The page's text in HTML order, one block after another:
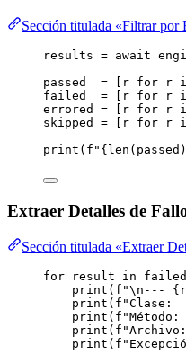
Sección titulada «Filtrar por
results = await
passed = r for r
failed = r for r
errored = r for r
skipped = r for r
print ( f " { len ( passed )
Extraer Detalles de
Sección titulada «Extraer
for result in
print ( f "\n ---
print ( f
print ( f
print ( f
print ( f